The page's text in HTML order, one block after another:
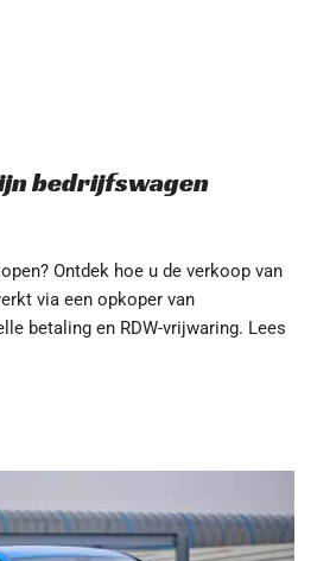
bedrijfswagen
Ontdek hoe u de verkoop van
via een opkoper van
betaling en RDW-vrijwaring. Lees